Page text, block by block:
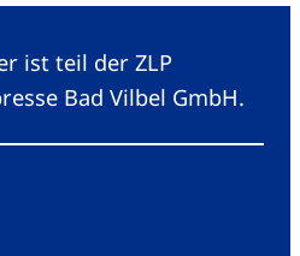
ist teil der ZLP
Bad Vilbel GmbH.